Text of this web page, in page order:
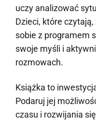
uczy analizować
Dzieci, które
sobie z programem
swoje myśli i
rozmowach.
Książka to
Podaruj jej
czasu i rozwijania